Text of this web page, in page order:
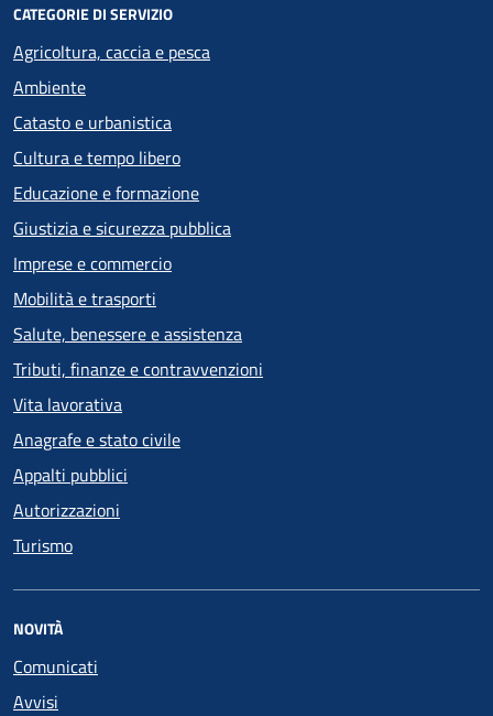
CATEGORIE DI SERVIZIO
Agricoltura, caccia e pesca
Ambiente
Catasto e urbanistica
Cultura e tempo libero
Educazione e formazione
Giustizia e sicurezza pubblica
Imprese e commercio
Mobilità e trasporti
Salute, benessere e assistenza
Tributi, finanze e contravvenzioni
Vita lavorativa
Anagrafe e stato civile
Appalti pubblici
Autorizzazioni
Turismo
NOVITÀ
Comunicati
Avvisi